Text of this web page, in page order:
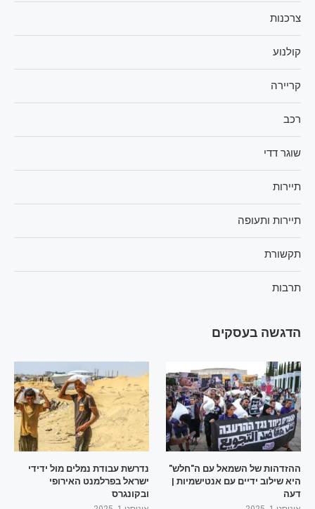
צרכנות
קולנוע
קריירה
רכב
שוגר דדי
תיירות
תיירות ותעופה
תקשורת
תרבות
הדגשה בעסקים
ההזדהות של השמאל עם ה"חלש"
היא שילוב ידיים עם אנטישמיות |
דעה
נדרשת עבודת נמלים מול ידידי
ישראל בפרלמנט האירופי
ובקונגרס